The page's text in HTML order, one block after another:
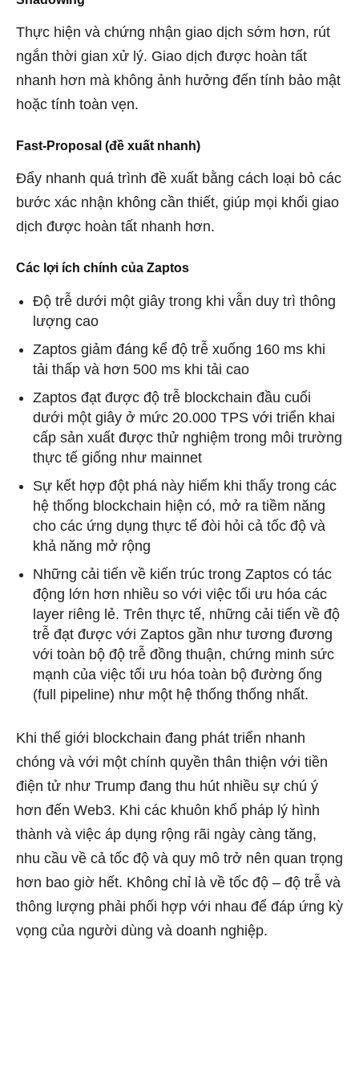
Thực hiện và chứng nhận giao dịch sớm hơn, rút ​​
ngắn thời gian xử lý. Giao dịch được hoàn tất
nhanh hơn mà không ảnh hưởng đến tính bảo mật
hoặc tính toàn vẹn.
Fast-Proposal (đề xuất nhanh)
Đẩy nhanh quá trình đề xuất bằng cách loại bỏ các
bước xác nhận không cần thiết, giúp mọi khối giao
dịch được hoàn tất nhanh hơn.
Các lợi ích chính của Zaptos
Độ trễ dưới một giây trong khi vẫn duy trì thông
lượng cao
Zaptos giảm đáng kể độ trễ xuống 160 ms khi
tải thấp và hơn 500 ms khi tải cao
Zaptos đạt được độ trễ blockchain đầu cuối
dưới một giây ở mức 20.000 TPS với triển khai
cấp sản xuất được thử nghiệm trong môi trường
thực tế giống như mainnet
Sự kết hợp đột phá này hiếm khi thấy trong các
hệ thống blockchain hiện có, mở ra tiềm năng
cho các ứng dụng thực tế đòi hỏi cả tốc độ và
khả năng mở rộng
Những cải tiến về kiến ​​trúc trong Zaptos có tác
động lớn hơn nhiều so với việc tối ưu hóa các
layer riêng lẻ. Trên thực tế, những cải tiến về độ
trễ đạt được với Zaptos gần như tương đương
với toàn bộ độ trễ đồng thuận, chứng minh sức
mạnh của việc tối ưu hóa toàn bộ đường ống
(full pipeline) như một hệ thống thống nhất.
Khi thế giới blockchain đang phát triển nhanh
chóng và với một chính quyền thân thiện với tiền
điện tử như Trump đang thu hút nhiều sự chú ý
hơn đến Web3. Khi các khuôn khổ pháp lý hình
thành và việc áp dụng rộng rãi ngày càng tăng,
nhu cầu về cả tốc độ và quy mô trở nên quan trọng
hơn bao giờ hết. Không chỉ là về tốc độ – độ trễ và
thông lượng phải phối hợp với nhau để đáp ứng kỳ
vọng của người dùng và doanh nghiệp.